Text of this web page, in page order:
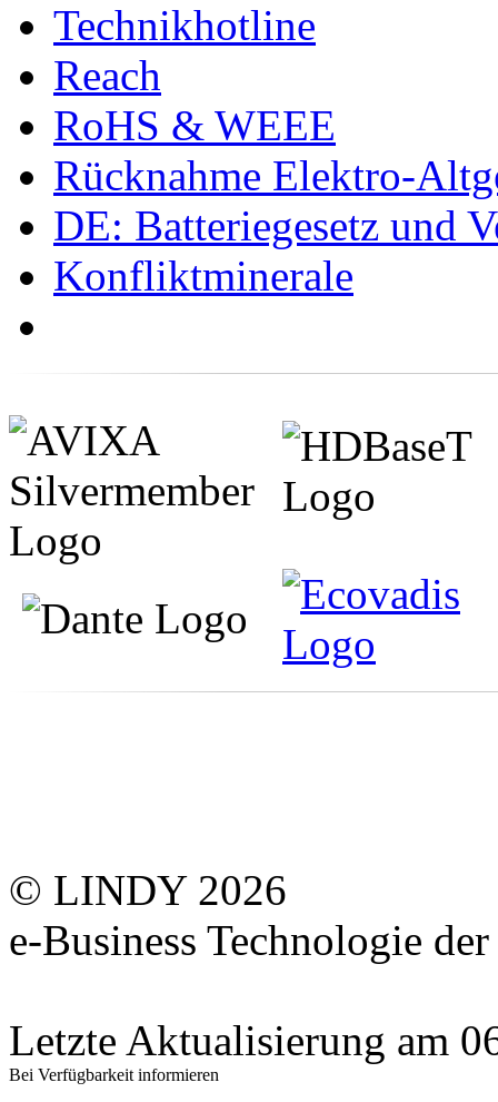
Technikhotline
Reach
RoHS & WEEE
Rücknahme Elektro-
DE: Batteriegesetz und
Konfliktminerale
© LINDY 2026
e-Business Technologie
Letzte Aktualisierung am
Bei Verfügbarkeit informieren